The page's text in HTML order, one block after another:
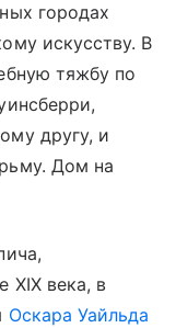
городах
искусству. В
тяжбу по
другу, и
Дом на
XIX века, в
Оскара Уайльда